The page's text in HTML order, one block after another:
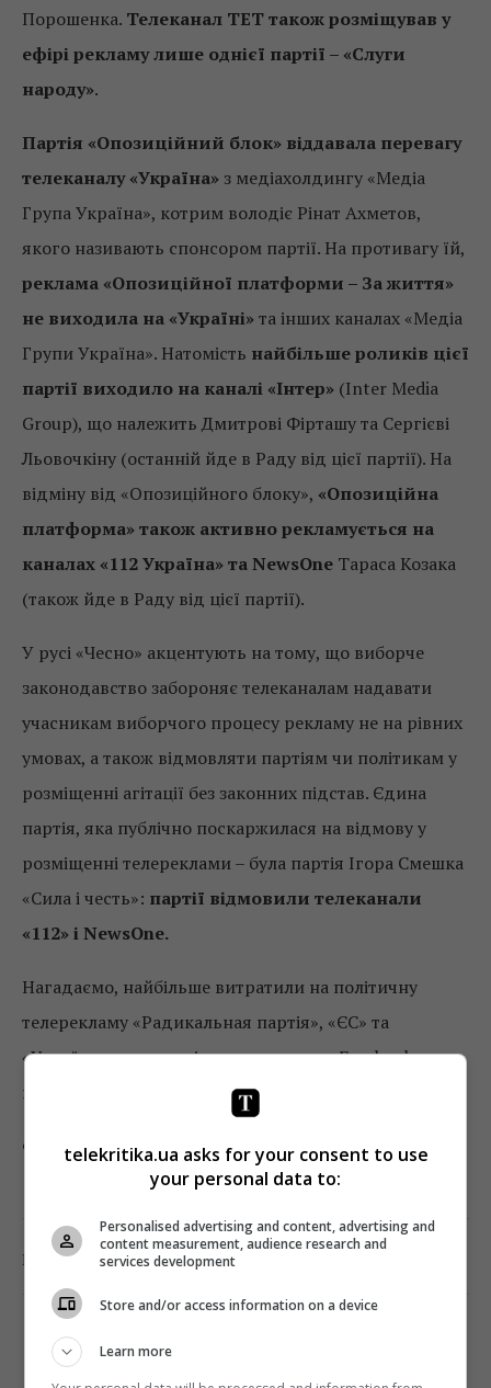
Порошенка. Телеканал ТЕТ також розміщував у
ефірі рекламу лише однієї партії – «Слуги
народу».
Партія «Опозиційний блок» віддавала перевагу
телеканалу «Україна» з медіахолдингу «Медіа
Група Україна», котрим володіє Рінат Ахметов,
якого називають спонсором партії. На противагу їй,
реклама «Опозиційної платформи – За життя»
не виходила на «Україні»та інших каналах «Медіа
Групи Україна». Натомість найбільше роликів цієї
партії виходило на каналі «Інтер» (Inter Media
Group), що належить Дмитрові Фірташу та Сергієві
Льовочкіну (останній йде в Раду від цієї партії). На
відміну від «Опозиційного блоку», «Опозиційна
платформа» також активно рекламується на
каналах «112 Україна» та NewsOne Тараса Козака
(також йде в Раду від цієї партії).
У русі «Чесно» акцентують на тому, що виборче
законодавство забороняє телеканалам надавати
учасникам виборчого процесу рекламу не на рівних
умовах, а також відмовляти партіям чи політикам у
розміщенні агітації без законних підстав. Єдина
партія, яка публічно поскаржилася на відмову у
розміщенні телереклами – була партія Ігора Смешка
«Сила і честь»: партії відмовили телеканали
«112» і NewsOne.
Нагадаємо, найбільше витратили на політичну
телерекламу «Радикальная партія», «ЄС» та
«Українська стратегія», на рекламу в Facebook –
партія «Голос».
Фото: скріншот каналу «Україна»
Поділитись: Facebook
telekritika.ua asks for your consent to use
your personal data to:
Personalised advertising and content, advertising and
content measurement, audience research and
services development
Store and/or access information on a device
Learn more